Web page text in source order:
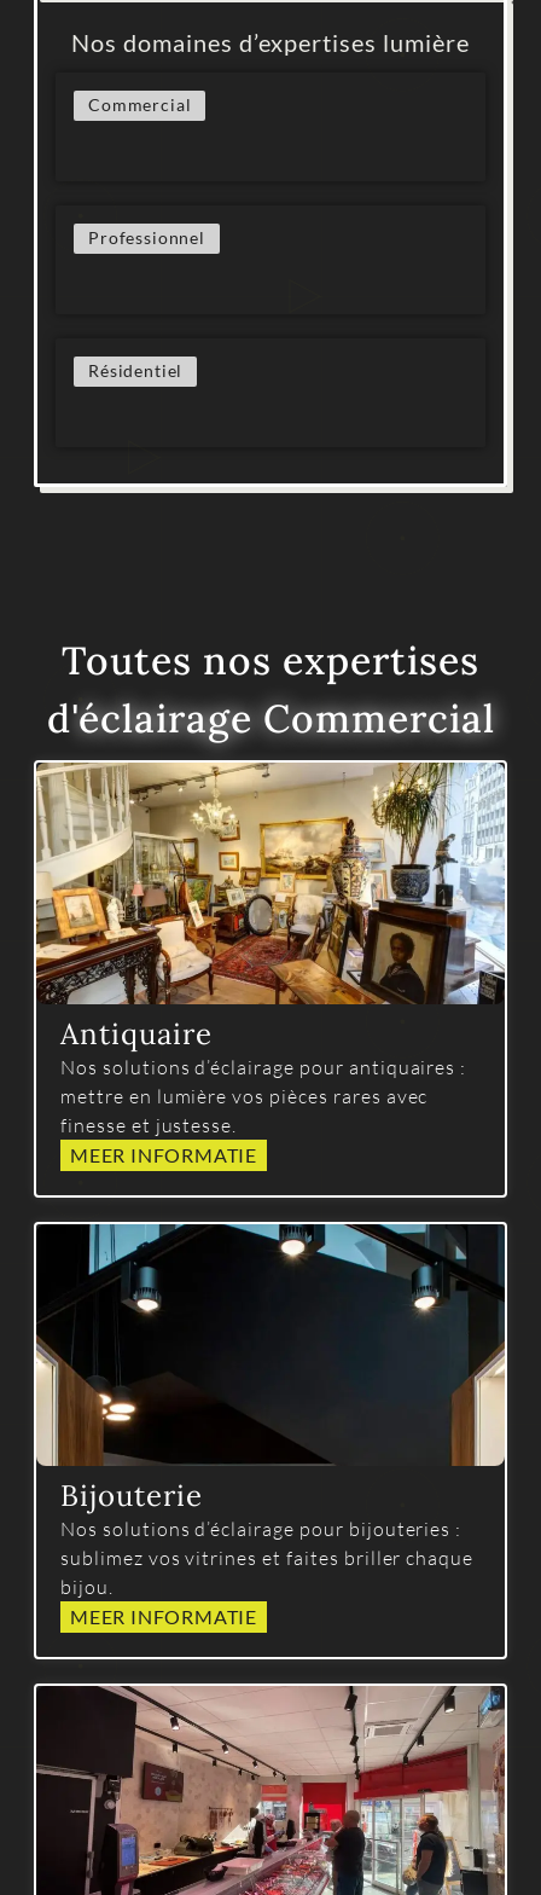
Nos domaines d’expertises lumière
Commercial
Professionnel
Résidentiel
Toutes nos expertises
d'éclairage Commercial
Antiquaire
Nos solutions d’éclairage pour antiquaires :
mettre en lumière vos pièces rares avec
finesse et justesse.
MEER INFORMATIE
Bijouterie
Nos solutions d’éclairage pour bijouteries :
sublimez vos vitrines et faites briller chaque
bijou.
MEER INFORMATIE